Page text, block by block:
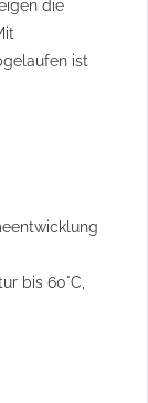
die
ist
bis 60°C,